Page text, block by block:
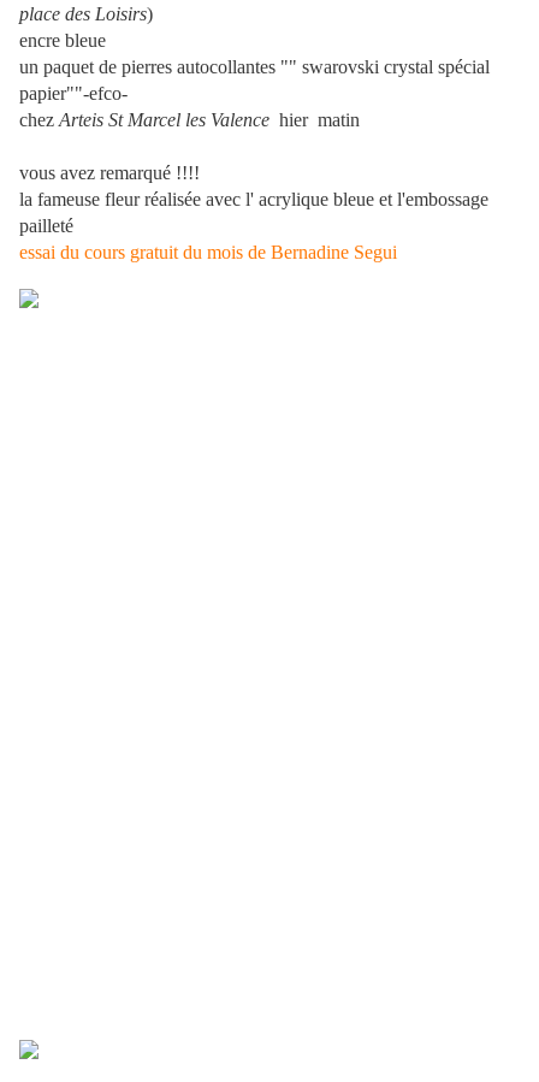
place des Loisirs)
encre bleue
un paquet de pierres autocollantes "" swarovski crystal spécial
papier""-efco-
chez Arteis St Marcel les Valence hier matin
vous avez remarqué !!!!
la fameuse fleur réalisée avec l' acrylique bleue et l'embossage
pailleté
essai du cours gratuit du mois de Bernadine Segui